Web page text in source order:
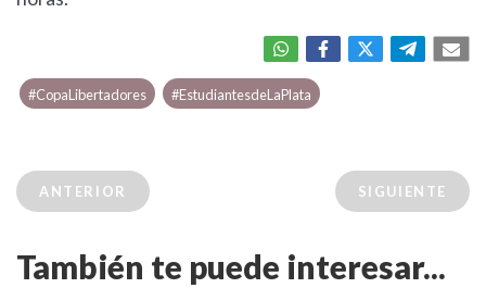
#CopaLibertadores #EstudiantesdeLaPlata
ANTERIOR SIGUIENTE
También te puede interesar...